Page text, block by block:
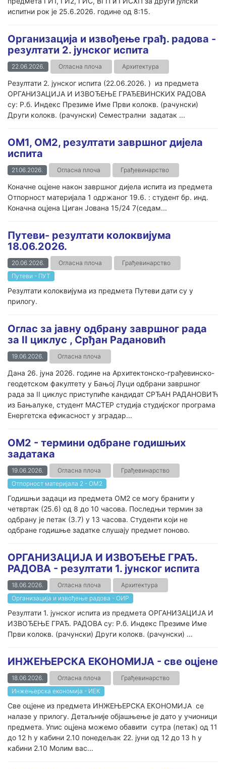
испитни рок је 25.6.2026. године од 8:15.
Организација и извођење грађ. радова -
резултати 2. јунског испита
22.06.2026. Огласна плоча Архитектура
Резултати 2. јунског испита (22.06.2026. ) из предмета
ОРГАНИЗАЦИЈА И ИЗВОЂЕЊЕ ГРАЂЕВИНСКИХ РАДОВА
су: Р.б. Индекс Презиме Име Први колокв. (рачунски)
Други колокв. (рачунски) Семестрални задатак ...
OM1, OM2, резултати завршног дијела
испита
21.06.2026. Огласна плоча Грађевинарство
Коначне оцјене након завршног дијела испита из предмета
Отпорност материјала 1 одржаног 19.6. : студент бр. инд.
Коначна оцјена Циган Јована 15/24 7(седам...
Путеви- резултати колоквијума
18.06.2026.
20.06.2026. Огласна плоча
Грађевинарство
Путеви - ПУТ
Резултати колоквијума из предмета Путеви дати су у
прилогу.
Оглас за јавну одбрану завршног рада
за II циклус , Срђан Радановић
19.06.2026. Огласна плоча
Дана 26. јуна 2026. године на Архитектонско-грађевинско-
геодетском факултету у Бањој Луци одбрани завршног
рада за II циклус приступиће кандидат СРЂАН РАДАНОВИЋ
из Бањалуке, студент МАСТЕР студија студијског програма
Енергетска ефикасност у зградар...
ОМ2 - термини одбране годишњих
задатака
19.06.2026. Огласна плоча
Грађевинарство
Отпорност материјала 2 - ОМ2
Годишњи задаци из предмета ОМ2 се могу бранити у
четвртак (25.6) од 8 до 10 часова. Последњи термин за
одбрану је петак (3.7) у 13 часова. Студенти који не
одбране годишње задатке слушају предмет поново.
ОРГАНИЗАЦИЈА И ИЗВОЂЕЊЕ ГРАЂ.
РАДОВА - резултати 1. јунског испита
18.06.2026. Огласна плоча
Архитектура
Организација и извођење радова - ОИР
Резултати 1. јунског испита из предмета ОРГАНИЗАЦИЈА И
ИЗВОЂЕЊЕ ГРАЂ. РАДОВА су: Р.б. Индекс Презиме Име
Први колокв. (рачунски) Други колокв. (рачунски) ...
ИНЖЕЊЕРСКА ЕКОНОМИЈА - све оцјене
18.06.2026. Огласна плоча
Грађевинарство
Инжењерска економија - ИЕК
Све оцјене из предмета ИНЖЕЊЕРСКА ЕКОНОМИЈА се
налазе у прилогу. Детаљније објашњење је дато у учионици
предмета. Упис оцјена можемо обавити сутра (петак) од 11
до 12 h у кабини 2.10 понедељак 22. јуни од 12 до 13 h у
кабини 2.10 Молим вас...